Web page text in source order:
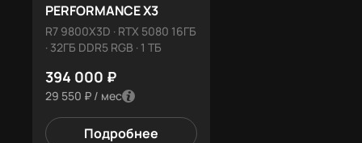
PERFORMANCE X3
R7 9800X3D · RTX 5080 16ГБ
· 32ГБ DDR5 RGB · 1 ТБ
394 000 ₽
29 550 ₽ / мес
Подробнее